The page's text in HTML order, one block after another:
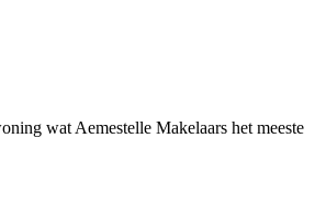
wat Aemestelle Makelaars het meeste